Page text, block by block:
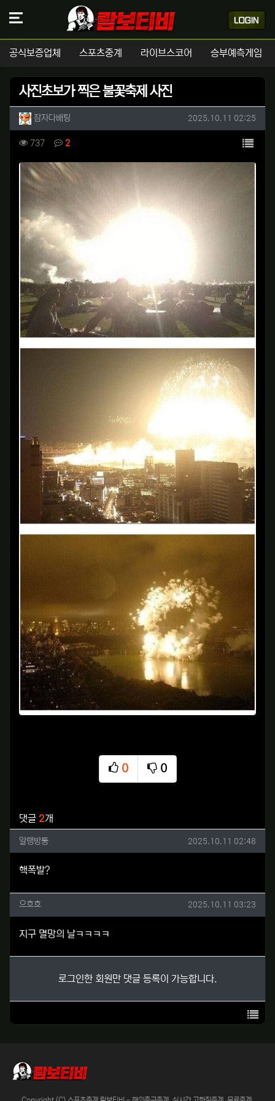
공식보증업체 스포츠중계 라이브스코어 승부예측게임
사진초보가 찍은 불꽃축제 사진
작성자 정보
잠자다배팅 작성일
2025.10.11 02:25
컨텐츠 정보
737조회 2댓글 목록
본문
0
추천
0
비추천
댓글 2개
알랭방퉁님의 댓글
알랭방퉁 작성일
2025.10.11 02:48
핵폭발?
으흐흐님의 댓글
으흐흐 작성일
2025.10.11 03:23
지구 멸망의 날ㅋㅋㅋㅋ
로그인한 회원만 댓글 등록이 가능합니다.
목록